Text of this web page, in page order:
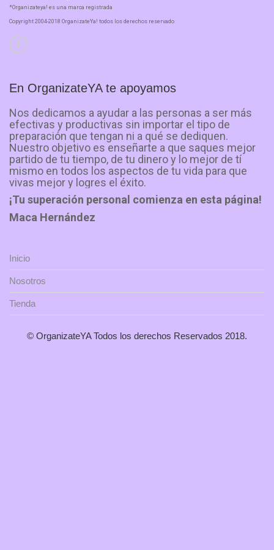
*Organizateya! es una marca registrada
Copyright 2004-2018 OrganizateYa! todos los derechos reservado
En OrganizateYA te apoyamos
Nos dedicamos a ayudar a las personas a ser más
efectivas y productivas sin importar el tipo de
preparación que tengan ni a qué se dediquen.
Nuestro objetivo es enseñarte a que saques mejor
partido de tu tiempo, de tu dinero y lo mejor de tí
mismo en todos los aspectos de tu vida para que
vivas mejor y logres el éxito.
¡Tu superación personal comienza en esta página!
Maca Hernández
Inicio
Nosotros
Tienda
© OrganizateYA Todos los derechos Reservados 2018.